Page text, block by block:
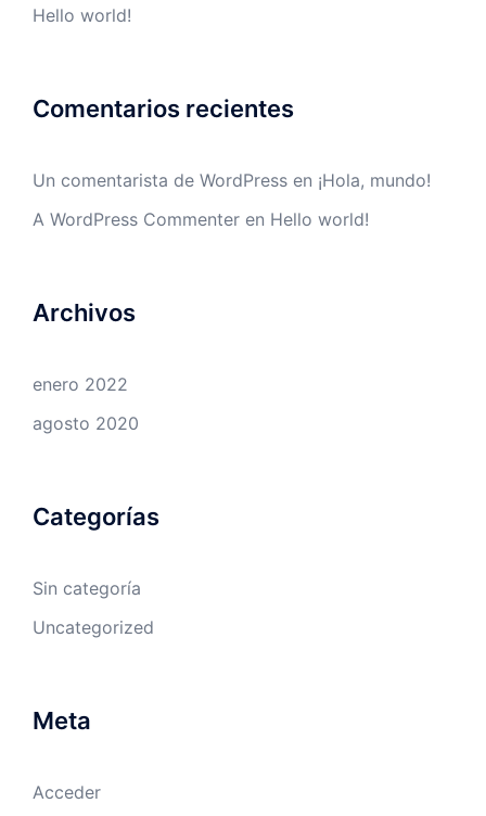
Hello world!
Comentarios recientes
Un comentarista de WordPress en ¡Hola, mundo!
A WordPress Commenter en Hello world!
Archivos
enero 2022
agosto 2020
Categorías
Sin categoría
Uncategorized
Meta
Acceder